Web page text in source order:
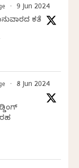
· 9 Jun 2024
ಕತೆ
· 8 Jun 2024